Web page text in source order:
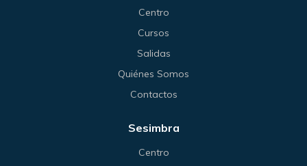
Centro
Cursos
Salidas
Quiénes Somos
Contactos
Sesimbra
Centro